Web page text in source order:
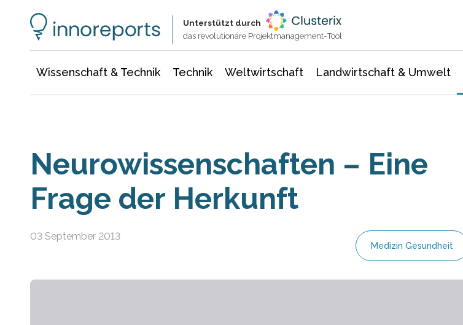
Unterstützt durch
das revolutionäre Projektmanagement-Tool
Wissenschaft & Technik Technik Weltwirtschaft Landwirtschaft & Umwelt
Neurowissenschaften – Eine
Frage der Herkunft
03 September 2013
Medizin Gesundheit